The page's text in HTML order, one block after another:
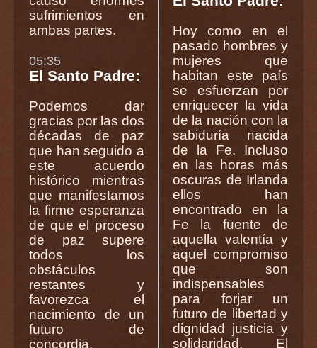
sufrimientos en
ambas partes.
05:35
El Santo Padre:
Podemos dar
gracias por las dos
décadas de paz
que han seguido a
este acuerdo
histórico mientras
que manifestamos
la firme esperanza
de que el proceso
de paz supere
todos los
obstáculos
restantes y
favorezca el
nacimiento de un
futuro de
concordia,
Hoy como en el
pasado hombres y
mujeres que
habitan este país
se esfuerzan por
enriquecer la vida
de la nación con la
sabiduría nacida
de la Fe. Incluso
en las horas más
oscuras de Irlanda
ellos han
encontrado en la
Fe la fuente de
aquella valentía y
aquel compromiso
que son
indispensables
para forjar un
futuro de libertad y
dignidad justicia y
solidaridad. El